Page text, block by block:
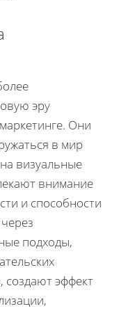
эру
Они
в мир
визуальные
внимание
и способности
подходы,
создают эффект